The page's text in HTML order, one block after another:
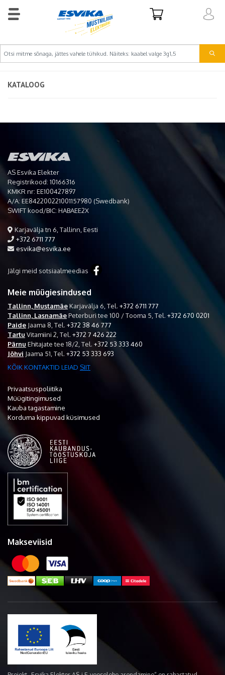
KATALOOG
AS Esvika Elekter
Registrikood: 10166316
KMKR nr: EE100427897
A/A: EE842200221001157980 (Swedbank)
SWIFT kood/BIC: HABAEE2X
Karjavälja tn 6, Tallinn, Eesti
+372 6711 777
esvika@esvika.ee
Jälgi meid sotsiaalmeedias
Meie müügiesindused
Tallinn, MustamäeKarjavälja 6, Tel. +372 6711 777
Tallinn, LasnamäePeterburi tee 100 / Tooma 5, Tel. +372 670 0201
Paide Jaama 8, Tel. +372 38 46 777
Tartu Vitamiini 2, Tel. +372 7 426 222
Pärnu Ehitajate tee 18/2, Tel. +372 53 333 460
Jõhvi Jaama 51, Tel. +372 53 333 693
KÕIK KONTAKTID LEIAD SIIT
Privaatsuspoliitika
Müügitingimused
Kauba tagastamine
Korduma kippuvad küsimused
Makseviisid